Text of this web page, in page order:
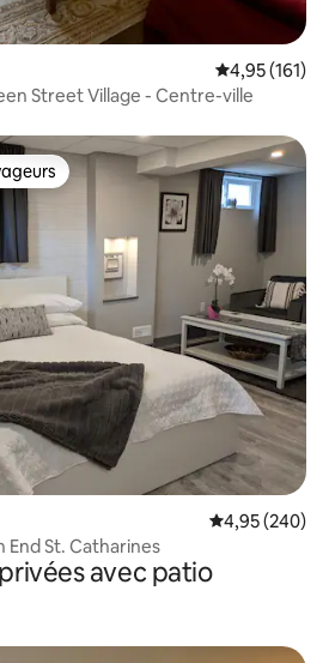
Note
4,95 (161)
Street Village - Centre-ville
parmi les plus aimés
Note
4,95 (240)
St. Catharines
avec patio